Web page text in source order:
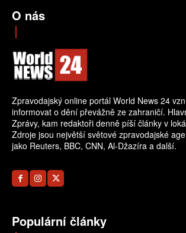
O nás
Zpravodajský online portál World News 24
informovat o dění převážně ze zahraničí.
Zprávy, kam redaktoři denně píší články v
Zdroje jsou největší světové zpravodajské
jako Reuters, BBC, CNN, Al-Džazíra a další.
Populární články